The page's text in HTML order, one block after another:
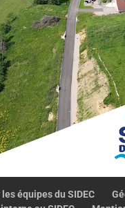
équipes du SIDEC